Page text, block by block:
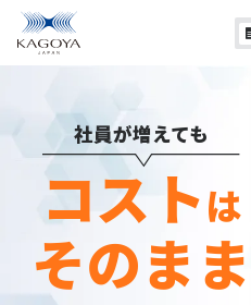
社員が増えても
コストは
そのまま